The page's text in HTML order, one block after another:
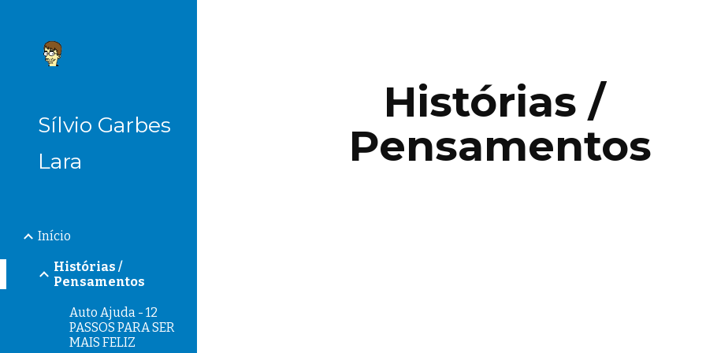
Sílvio Garbes
Lara
Início
Histórias /
Pensamentos
Auto Ajuda - 12
PASSOS PARA SER
MAIS FELIZ
Histórias /
Pensamentos